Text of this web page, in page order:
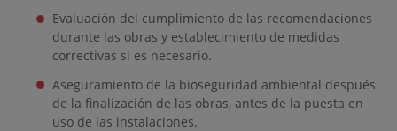
Evaluación del cumplimiento de las recomendaciones
durante las obras y establecimiento de medidas
correctivas si es necesario.
Aseguramiento de la bioseguridad ambiental después
de la finalización de las obras, antes de la puesta en
uso de las instalaciones.